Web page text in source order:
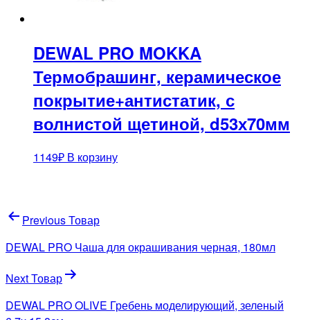
DEWAL PRO MOKKA
Термобрашинг, керамическое
покрытие+антистатик, с
волнистой щетиной, d53х70мм
1149₽ В корзину
Навигация
по
записям
Previous Товар
DEWAL PRO Чаша для окрашивания черная, 180мл
Next Товар
DEWAL PRO OLIVE Гребень моделирующий, зеленый